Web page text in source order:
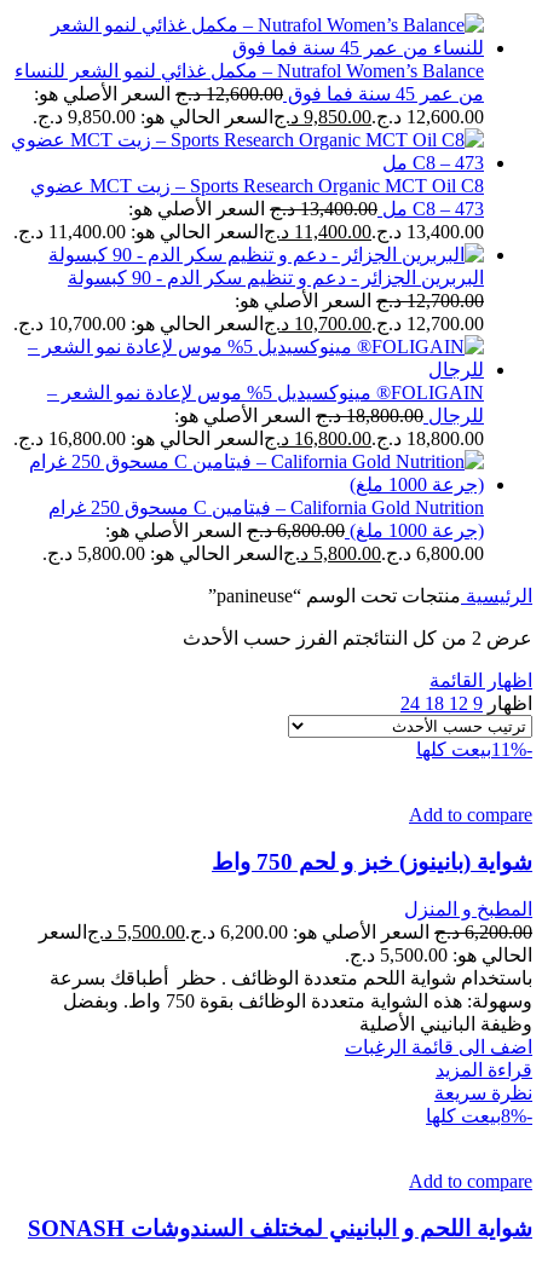
Nutrafol Women’s Balance – مكمل غذائي لنمو الشعر للنساء
من عمر 45 سنة فما فوق
12,600.00 د.ج السعر الأصلي هو:
12,600.00 د.ج.
9,850.00 د.ج السعر الحالي هو: 9,850.00 د.ج.
Sports Research Organic MCT Oil C8 – زيت MCT عضوي
C8 – 473 مل
13,400.00 د.ج السعر الأصلي هو:
13,400.00 د.ج.
11,400.00 د.ج السعر الحالي هو: 11,400.00 د.ج.
البربرين الجزائر - دعم و تنظيم سكر الدم - 90 كبسولة
12,700.00 د.ج السعر الأصلي هو:
12,700.00 د.ج.
10,700.00 د.ج السعر الحالي هو: 10,700.00 د.ج.
FOLIGAIN® مينوكسيديل 5% موس لإعادة نمو الشعر –
للرجال 18,800.00 د.ج السعر الأصلي هو:
18,800.00 د.ج.
16,800.00 د.ج السعر الحالي هو: 16,800.00 د.ج.
California Gold Nutrition – فيتامين C مسحوق 250 غرام
(جرعة 1000 ملغ)
6,800.00 د.ج السعر الأصلي هو:
6,800.00 د.ج.
5,800.00 د.ج السعر الحالي هو: 5,800.00 د.ج.
الرئيسية منتجات تحت الوسم “panineuse”
عرض ⁦2⁩ من كل النتائج تم الفرز حسب الأحدث
اظهار القائمة
اظهار 9
12
18
24
-11% بيعت كلها
Add to compare
شواية (بانينوز) خبز و لحم 750 واط
المطبخ و المنزل
6,200.00 د.ج السعر الأصلي هو: 6,200.00 د.ج. 5,500.00 د.ج السعر
الحالي هو: 5,500.00 د.ج.
باستخدام شواية اللحم متعددة الوظائف . حظر أطباقك بسرعة
وسهولة: هذه الشواية متعددة الوظائف بقوة 750 واط. وبفضل
وظيفة البانيني الأصلية
اضف الى قائمة الرغبات
قراءة المزيد
نظرة سريعة
-8%
بيعت كلها
Add to compare
شواية اللحم و البانيني لمختلف السندوشات SONASH